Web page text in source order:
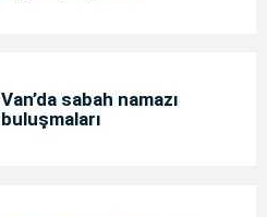
Van’da sabah namazı
buluşmaları